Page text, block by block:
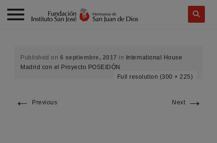
Published on 6 septiembre, 2017 in
International House
Madrid con el Proyecto POSEIDÓN
Full resolution (300 × 225)
← Previous Next →